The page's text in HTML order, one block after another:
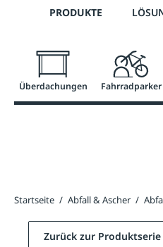
Zur Hauptnavigation
Telefon: 0800 / 100 49 02
PRODUKTE
Überdachungen Fahrradparker
Startseite / Abfall & Ascher /
Zurück zur Produktserie